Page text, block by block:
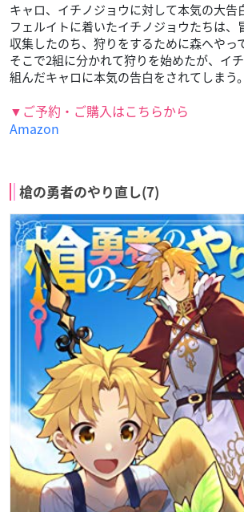
キャロ、イチノジョウに対して本気の大告
フェルイトに着いたイチノジョウたちは、
収集したのち、狩りをするために森へやっ
そこで2組に分かれて狩りを始めたが、イ
組んだキャロに本気の告白をされてしまう。
▼ご予約・ご購入はこちらから
Amazon
槍の勇者のやり直し(7)